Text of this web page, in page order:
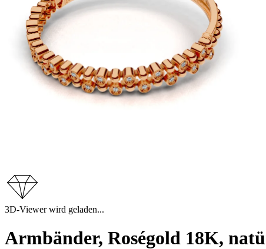
3D-Viewer wird geladen...
Armbänder, Roségold 18K,